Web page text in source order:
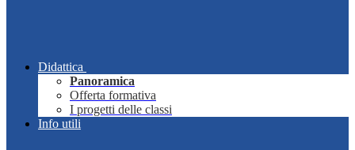
Didattica
Panoramica
Offerta formativa
I progetti delle classi
Info utili